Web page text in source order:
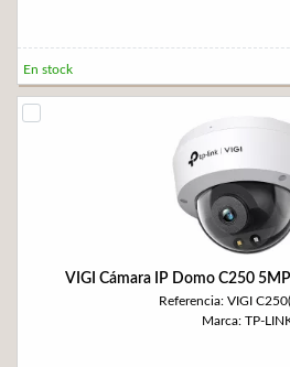
En stock
VIGI Cámara IP Domo C250
Referencia: VIGI
Marca: TP-